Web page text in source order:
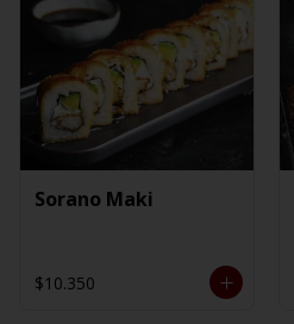
Sorano Maki
$10.350